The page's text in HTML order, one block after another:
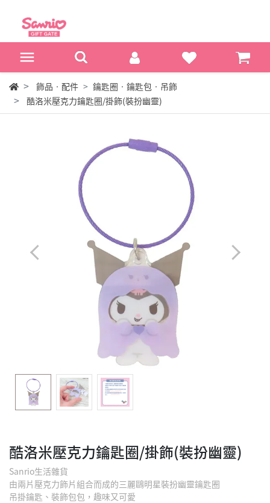
飾品‧配件
鑰匙圈‧鑰匙包‧吊飾
酷洛米壓克力鑰匙圈/掛飾(裝扮幽靈)
酷洛米壓克力鑰匙圈/掛飾(裝扮幽靈)
Sanrio生活雜貨
由兩片壓克力飾片組合而成的三麗鷗明星裝扮幽靈鑰匙圈
吊掛鑰匙、裝飾包包，趣味又可愛